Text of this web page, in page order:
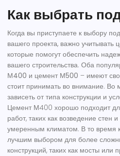
Как выбрать
Когда вы приступаете к выбору
вашего проекта, важно учитывать
которые помогут обеспечить
вашего строительства. Оба
М400 и цемент М500 – имеют
стоит принимать во внимание. Во
зависеть от типа конструкции и
Цемент М400 хорошо подходит
работ, таких как возведение стен
умеренным климатом. В то время
лучшим выбором для более
конструкций, таких как мосты